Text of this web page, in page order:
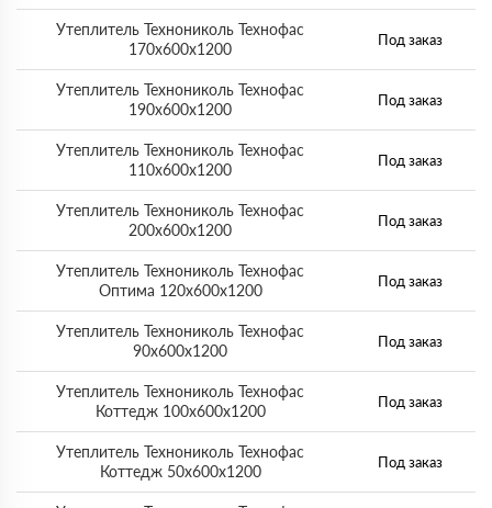
Утеплитель Технониколь Технофас
170х600х1200
Под заказ
Утеплитель Технониколь Технофас
190х600х1200
Под заказ
Утеплитель Технониколь Технофас
110х600х1200
Под заказ
Утеплитель Технониколь Технофас
200х600х1200
Под заказ
Утеплитель Технониколь Технофас
Оптима 120х600х1200
Под заказ
Утеплитель Технониколь Технофас
90х600х1200
Под заказ
Утеплитель Технониколь Технофас
Коттедж 100х600х1200
Под заказ
Утеплитель Технониколь Технофас
Коттедж 50х600х1200
Под заказ